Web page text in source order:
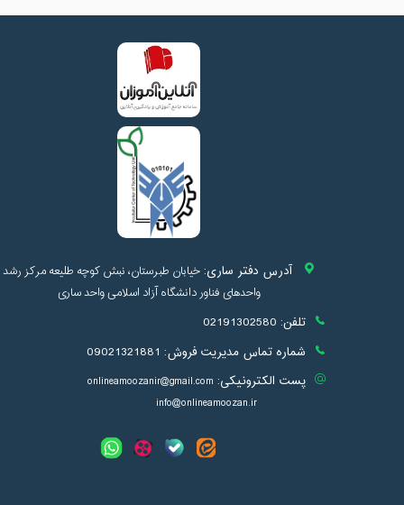
آدرس دفتر ساری: خیابان طبرستان، نبش کوچه طلیعه مرکز رشد
واحدهای فناور دانشگاه آزاد اسلامی واحد ساری
تلفن: 02191302580
شماره تماس مدیریت فروش: 09021321881
پست الکترونیکی: onlineamoozanir@gmail.com
info@onlineamoozan.ir